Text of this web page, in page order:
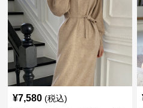
¥7,580 (税込)